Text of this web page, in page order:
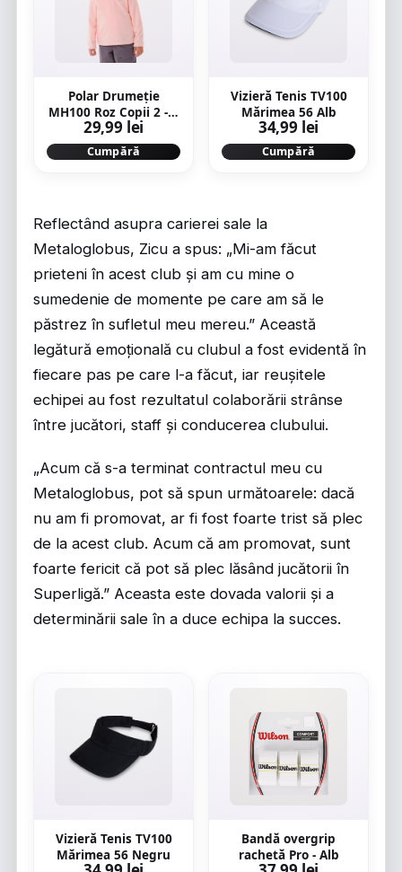
Polar Drumeție
MH100 Roz Copii 2 - 6
ani
29,99 lei
Cumpără
Vizieră Tenis TV100
Mărimea 56 Alb
34,99 lei
Cumpără
Reflectând asupra carierei sale la
Metaloglobus, Zicu a spus: „Mi-am făcut
prieteni în acest club și am cu mine o
sumedenie de momente pe care am să le
păstrez în sufletul meu mereu.” Această
legătură emoțională cu clubul a fost evidentă în
fiecare pas pe care l-a făcut, iar reușitele
echipei au fost rezultatul colaborării strânse
între jucători, staff și conducerea clubului.
„Acum că s-a terminat contractul meu cu
Metaloglobus, pot să spun următoarele: dacă
nu am fi promovat, ar fi fost foarte trist să plec
de la acest club. Acum că am promovat, sunt
foarte fericit că pot să plec lăsând jucătorii în
Superligă.” Aceasta este dovada valorii și a
determinării sale în a duce echipa la succes.
Vizieră Tenis TV100
Mărimea 56 Negru
Bandă overgrip
rachetă Pro - Alb